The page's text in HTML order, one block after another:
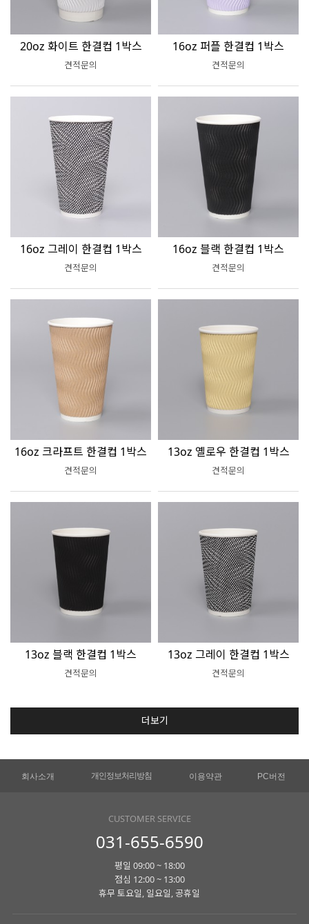
20oz 화이트 한결컵 1박스
견적문의
16oz 퍼플 한결컵 1박스
견적문의
16oz 그레이 한결컵 1박스
견적문의
16oz 블랙 한결컵 1박스
견적문의
16oz 크라프트 한결컵 1박스
견적문의
13oz 옐로우 한결컵 1박스
견적문의
13oz 블랙 한결컵 1박스
견적문의
13oz 그레이 한결컵 1박스
견적문의
더보기
회사소개 개인정보처리방침 이용약관 PC버전
CUSTOMER SERVICE
031-655-6590
평일 09:00 ~ 18:00
점심 12:00 ~ 13:00
휴무 토요일, 일요일, 공휴일